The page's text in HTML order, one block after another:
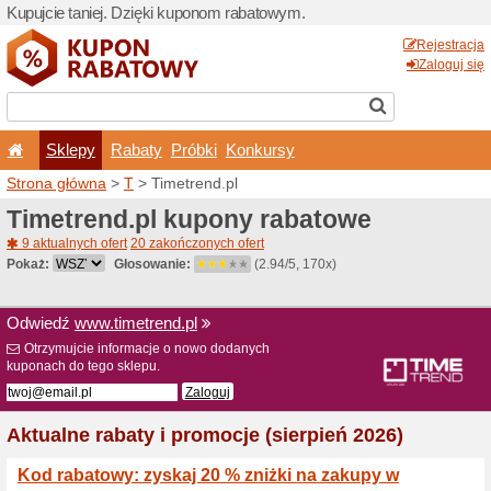
Kupujcie taniej. Dzięki
Sklepy Rabaty
Strona główna>T >